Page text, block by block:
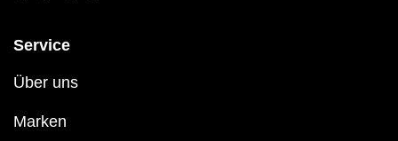
Service
Über uns
Marken